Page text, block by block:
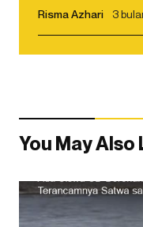
Risma Azhari 3
You May Also